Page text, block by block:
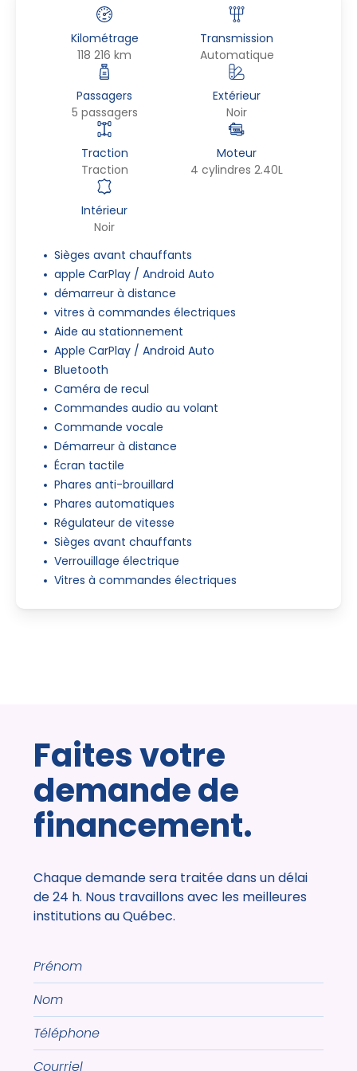
Kilométrage
118 216 km
Transmission
Automatique
Passagers
5 passagers
Extérieur
Noir
Traction
Traction
Moteur
4 cylindres 2.40L
Intérieur
Noir
Sièges avant chauffants
apple CarPlay / Android Auto
démarreur à distance
vitres à commandes électriques
Aide au stationnement
Apple CarPlay / Android Auto
Bluetooth
Caméra de recul
Commandes audio au volant
Commande vocale
Démarreur à distance
Écran tactile
Phares anti-brouillard
Phares automatiques
Régulateur de vitesse
Sièges avant chauffants
Verrouillage électrique
Vitres à commandes électriques
Faites votre
demande de
financement.
Chaque demande sera traitée dans un délai
de 24 h. Nous travaillons avec les meilleures
institutions au Québec.
Prénom
Nom
Téléphone
Courriel